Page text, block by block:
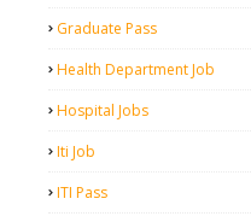
Graduate Pass
Health Department Job
Hospital Jobs
Iti Job
ITI Pass